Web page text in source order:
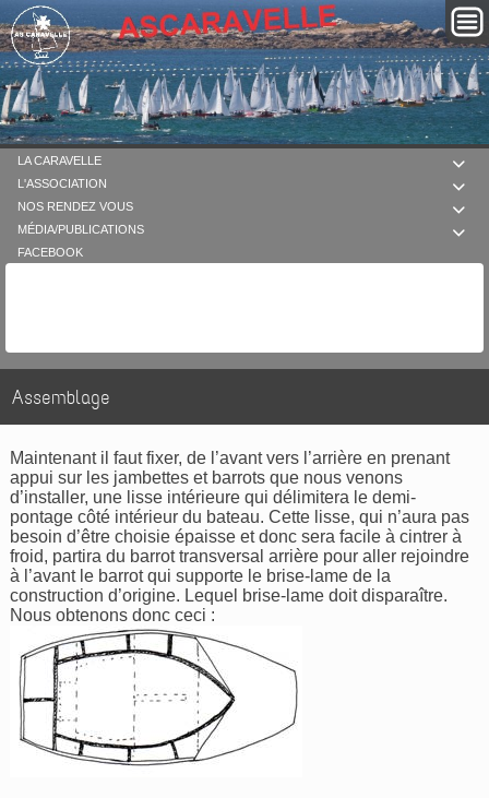

LA CARAVELLE

L'ASSOCIATION

NOS RENDEZ VOUS

MÉDIA/PUBLICATIONS
FACEBOOK
Assemblage
Maintenant il faut fixer, de l’avant vers l’arrière en prenant
appui sur les jambettes et barrots que nous venons
d’installer, une lisse intérieure qui délimitera le demi-
pontage côté intérieur du bateau. Cette lisse, qui n’aura pas
besoin d’être choisie épaisse et donc sera facile à cintrer à
froid, partira du barrot transversal arrière pour aller rejoindre
à l’avant le barrot qui supporte le brise-lame de la
construction d’origine. Lequel brise-lame doit disparaître.
Nous obtenons donc ceci :